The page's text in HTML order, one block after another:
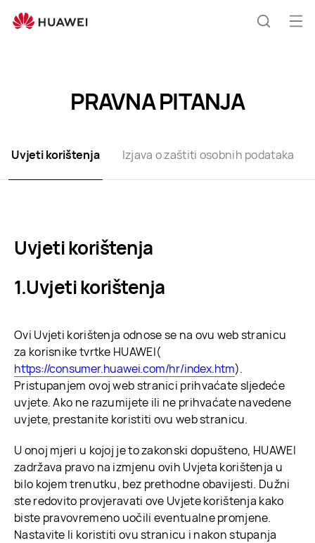
PRAVNA PITANJA
Uvjeti korištenja Izjava o zaštiti osobnih podataka
Uvjeti korištenja
Uvjeti korištenja
Ovi Uvjeti korištenja odnose se na ovu web stranicu
za korisnike tvrtke HUAWEI(
https://consumer.huawei.com/hr/index.htm).
Pristupanjem ovoj web stranici prihvaćate sljedeće
uvjete. Ako ne razumijete ili ne prihvaćate navedene
uvjete, prestanite koristiti ovu web stranicu.
U onoj mjeri u kojoj je to zakonski dopušteno, HUAWEI
zadržava pravo na izmjenu ovih Uvjeta korištenja u
bilo kojem trenutku, bez prethodne obavijesti. Dužni
ste redovito provjeravati ove Uvjete korištenja kako
biste pravovremeno uočili eventualne promjene.
Nastavite li koristiti ovu stranicu i nakon stupanja